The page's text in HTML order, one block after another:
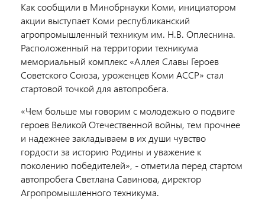
Как сообщили в Минобрнауки Коми, инициатором
акции выступает Коми республиканский
агропромышленный техникум им. Н.В. Оплеснина.
Расположенный на территории техникума
мемориальный комплекс «Аллея Славы Героев
Советского Союза, уроженцев Коми АССР» стал
стартовой точкой для автопробега.
«Чем больше мы говорим с молодежью о подвиге
героев Великой Отечественной войны, тем прочнее
и надежнее закладываем в их души чувство
гордости за историю Родины и уважение к
поколению победителей», - отметила перед стартом
автопробега Светлана Савинова, директор
Агропромышленного техникума.